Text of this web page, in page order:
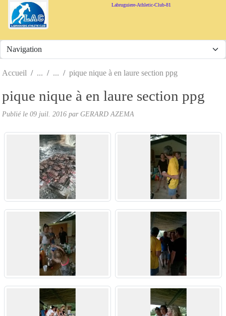
Labruguiere-Athletic-Club-81
Accueil pique nique à en laure section ppg
pique nique à en laure section ppg
Publié le 09 juil. 2016 parGERARD AZEMA
Panneau de gestion des cookies